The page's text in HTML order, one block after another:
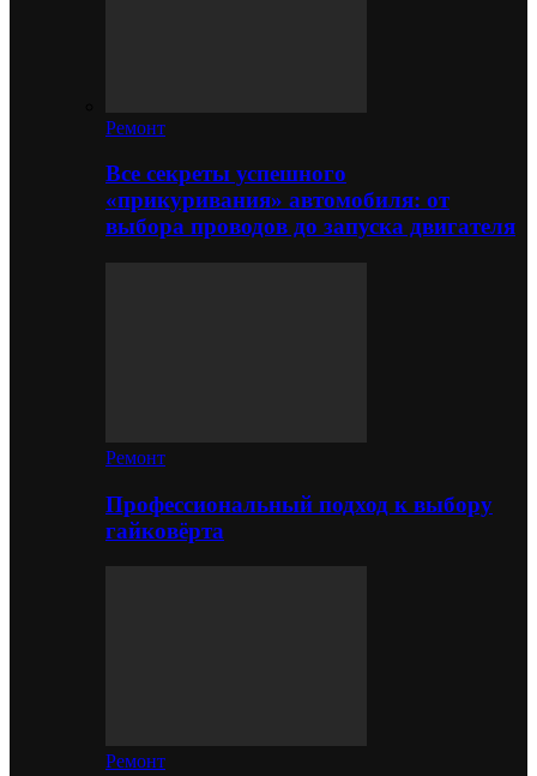
Ремонт
Все секреты успешного
«прикуривания» автомобиля: от
выбора проводов до запуска двигателя
Ремонт
Профессиональный подход к выбору
гайковёрта
Ремонт